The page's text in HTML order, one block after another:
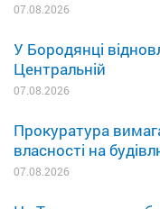
07.08.2026
У Бородянці
Центральній
07.08.2026
Прокуратура
власності на
07.08.2026